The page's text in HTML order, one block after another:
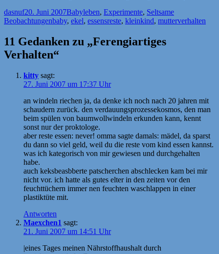
Autor
dasnufVeröffentlicht
am
20. Juni 2007Kategorien
Babyleben, Experimente, Seltsame
BeobachtungenSchlagwörter
baby, ekel, essensreste, kleinkind, mutterverhalten
11 Gedanken zu „Ferengiartiges
Verhalten“
kitty sagt:
27. Juni 2007 um 17:37 Uhr
an windeln riechen ja, da denke ich noch nach 20 jahren mit
schaudern zurück. den verdauungsprozessekosmos, den man
beim spülen von baumwollwindeln erkunden kann, kennt
sonst nur der proktologe.
aber reste essen: never! omma sagte damals: mädel, da sparst
du dann so viel geld, weil du die reste vom kind essen kannst.
was ich kategorisch von mir gewiesen und durchgehalten
habe.
auch keksbeasbberte patscherchen abschlecken kam bei mir
nicht vor. ich hatte als gutes elter in den zeiten vor den
feuchttüchern immer nen feuchten waschlappen in einer
plastiktüte mit.
Antworten
Maexchen1 sagt:
21. Juni 2007 um 14:51 Uhr
|eines Tages meinen Nährstoffhaushalt durch